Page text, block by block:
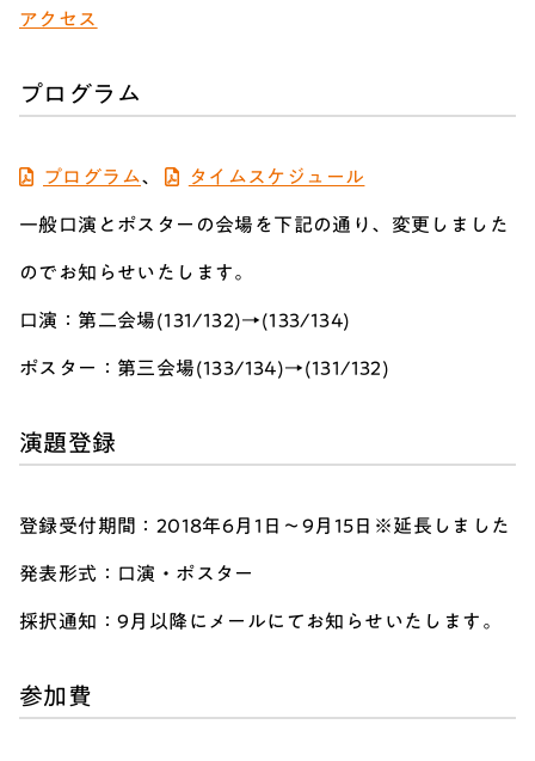
アクセス
プログラム
プログラム、 タイムスケジュール
一般口演とポスターの会場を下記の通り、変更しました
のでお知らせいたします。
口演：第二会場(131/132)→(133/134)
ポスター：第三会場(133/134)→(131/132)
演題登録
登録受付期間：2018年6月1日～9月15日※延長しました
発表形式：口演・ポスター
採択通知：9月以降にメールにてお知らせいたします。
参加費